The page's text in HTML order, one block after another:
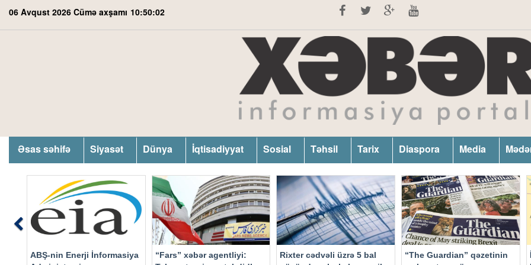
06 Avqust 2026 Cümə axşamı 10:50:03
Əsas səhifə Siyasət Dünya İqtisadiyyat Sosial Təhsil Tarix Diaspora Media
ABŞ-nin Enerji İnformasiya
“Fars” xəbər agentliyi:
Rixter cədvəli üzrə 5 bal
“The Guardian” qəzetinin
Previous